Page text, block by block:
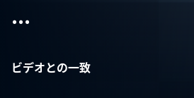
...
ビデオとの一致